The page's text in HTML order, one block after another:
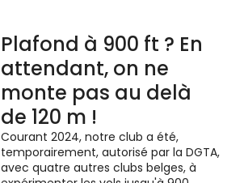
Plafond à 900 ft ? En
attendant, on ne
monte pas au delà
de 120 m !
Courant 2024, notre club a été,
temporairement, autorisé par la DGTA,
avec quatre autres clubs belges, à